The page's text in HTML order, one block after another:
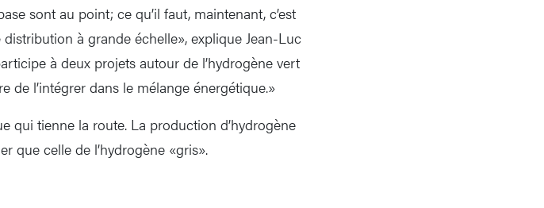
sont au point; ce qu’il faut, maintenant, c’est
à grande échelle», explique Jean-Luc
à deux projets autour de l’hydrogène vert
de l’intégrer dans le mélange énergétique.»
qui tienne la route. La production d’hydrogène
que celle de l’hydrogène «gris».